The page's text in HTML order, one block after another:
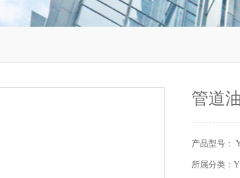
管道
产品型号：
所属分类：